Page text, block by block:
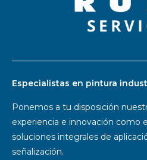
Especialistas en pintura
Ponemos a tu disposición
experiencia e innovación como
soluciones integrales de
señalización.